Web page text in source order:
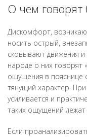
О чем говорят
Дискомфорт,
носить острый,
сковывают движения и
народе о них говорят
ощущения в пояснице
тянущий характер.
усиливается и
таких ощущений
Если